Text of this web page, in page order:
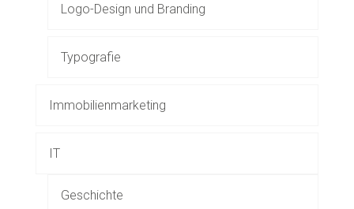
Logo-Design und Branding
Typografie
Immobilienmarketing
IT
Geschichte